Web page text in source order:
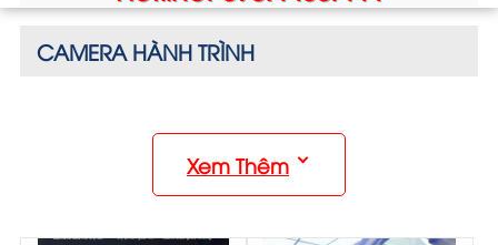
CAMERA HÀNH TRÌNH
Xem Thêm